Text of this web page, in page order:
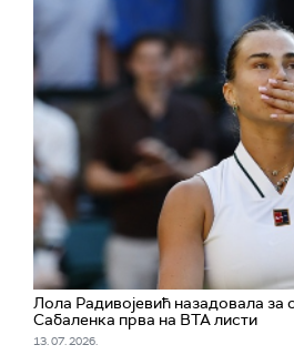
Лола Радивојевић назадовала за
Сабаленка прва на ВТА листи
13. 07. 2026.